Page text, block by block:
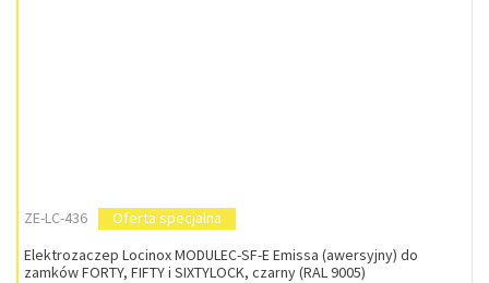
ZE-LC-436
Oferta specjalna
Elektrozaczep Locinox MODULEC-SF-E Emissa (awersyjny) do
zamków FORTY, FIFTY i SIXTYLOCK, czarny (RAL 9005)